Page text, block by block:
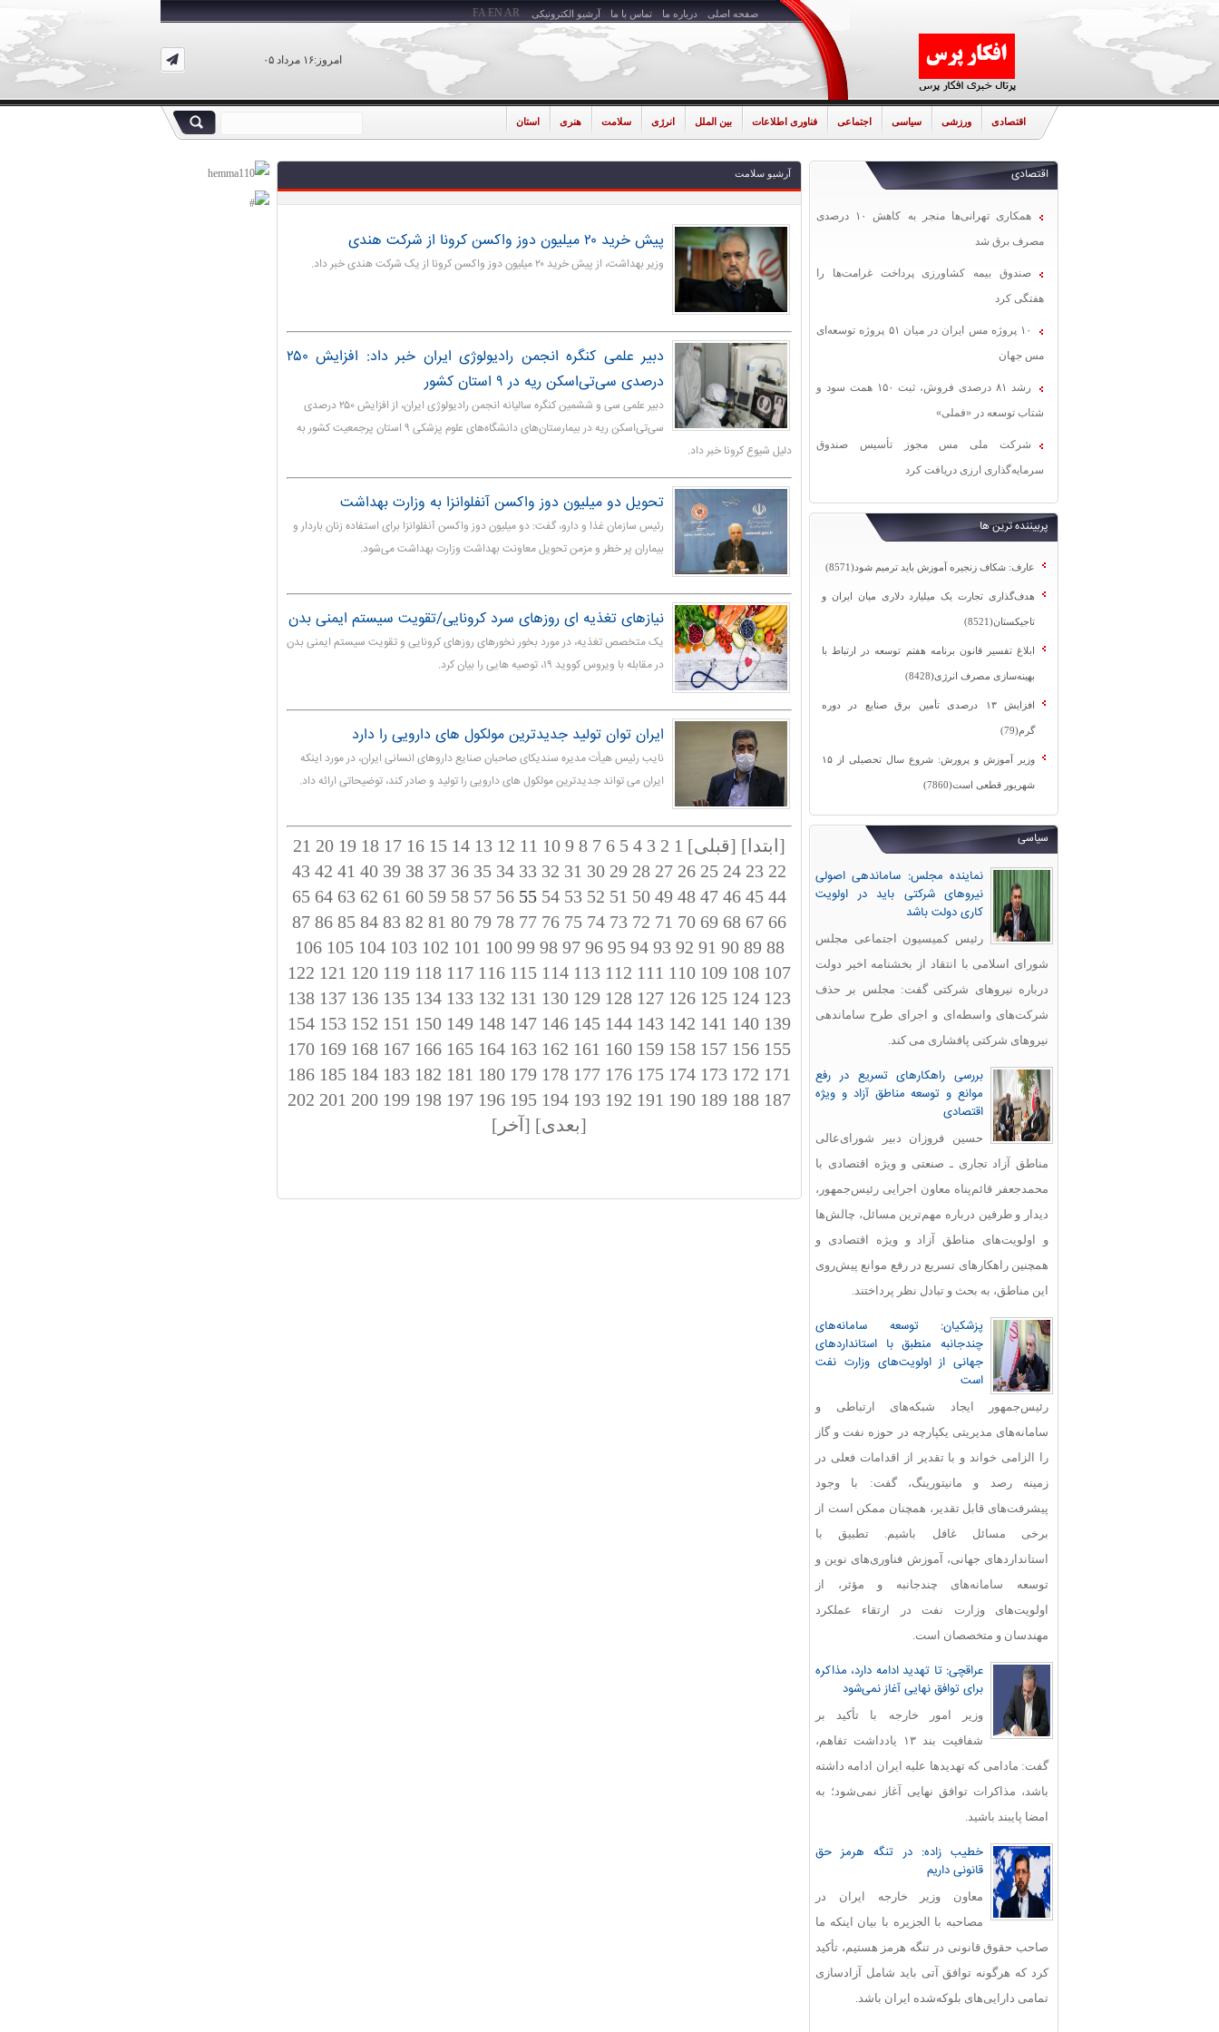
صفحه اصلی درباره ما تماس با ما آرشیو الکترونیکی
امروز:۱۶ مرداد ۰۵
FA EN AR
اقتصادی ورزشی سیاسی اجتماعی فناوری اطلاعات بین الملل انرژی سلامت هنری استان
اقتصادی
همکاری تهرانی‌ها منجر به کاهش ۱۰ درصدی
مصرف برق شد
صندوق بیمه کشاورزی پرداخت غرامت‌ها را
هفتگی کرد
۱۰ پروژه مس ایران در میان ۵۱ پروژه توسعه‌ای
مس جهان
رشد ۸۱ درصدی فروش، ثبت ۱۵۰ همت سود و
شتاب توسعه در «فملی»
شرکت ملی مس مجوز تأسیس صندوق
سرمایه‌گذاری ارزی دریافت کرد
پربیننده ترین ها
عارف: شکاف زنجیره آموزش باید ترمیم شود(8571)
هدف‌گذاری تجارت یک میلیارد دلاری میان ایران و
تاجیکستان(8521)
ابلاغ تفسیر قانون برنامه هفتم توسعه در ارتباط با
بهینه‌سازی مصرف انرژی(8428)
افزایش ۱۳ درصدی تأمین برق صنایع در دوره
گرم(79)
وزیر آموزش و پرورش: شروع سال تحصیلی از ۱۵
شهریور قطعی است(7860)
سیاسی
نماینده مجلس: ساماندهی اصولی
نیروهای شرکتی باید در اولویت
کاری دولت باشد
رئیس کمیسیون اجتماعی مجلس
شورای اسلامی با انتقاد از بخشنامه اخیر دولت
درباره نیروهای شرکتی گفت: مجلس بر حذف
شرکت‌های واسطه‌ای و اجرای طرح ساماندهی
نیروهای شرکتی پافشاری می کند.
بررسی راهکارهای تسریع در رفع
موانع و توسعه مناطق آزاد و ویژه
اقتصادی
حسین فروزان دبیر شورای‌عالی
مناطق آزاد تجاری ـ صنعتی و ویژه اقتصادی با
محمدجعفر قائم‌پناه معاون اجرایی رئیس‌جمهور،
دیدار و طرفین درباره مهم‌ترین مسائل، چالش‌ها
و اولویت‌های مناطق آزاد و ویژه اقتصادی و
همچنین راهکارهای تسریع در رفع موانع پیش‌روی
این مناطق، به بحث و تبادل نظر پرداختند.
پزشکیان: توسعه سامانه‌های
چندجانبه منطبق با استانداردهای
جهانی از اولویت‌های وزارت نفت
است
رئیس‌جمهور ایجاد شبکه‌های ارتباطی و
سامانه‌های مدیریتی یکپارچه در حوزه نفت و گاز
را الزامی خواند و با تقدیر از اقدامات فعلی در
زمینه رصد و مانیتورینگ، گفت: با وجود
پیشرفت‌های قابل‌ تقدیر، همچنان ممکن است از
برخی مسائل غافل باشیم. تطبیق با
استانداردهای جهانی، آموزش فناوری‌های نوین و
توسعه سامانه‌های چندجانبه و مؤثر، از
اولویت‌های وزارت نفت در ارتقاء عملکرد
مهندسان و متخصصان است.
عراقچی: تا تهدید ادامه دارد، مذاکره
برای توافق نهایی آغاز نمی‌شود
وزیر امور خارجه با تأکید بر
شفافیت بند ۱۳ یادداشت تفاهم،
گفت: مادامی که تهدیدها علیه ایران ادامه داشته
باشد، مذاکرات توافق نهایی آغاز نمی‌شود؛ به
امضا پایبند باشید.
خطیب زاده: در تنگه هرمز حق
قانونی داریم
معاون وزیر خارجه ایران در
مصاحبه با الجزیره با بیان اینکه ما
صاحب حقوق قانونی در تنگه هرمز هستیم، تأکید
کرد که هرگونه توافق آتی باید شامل آزادسازی
تمامی دارایی‌های بلوکه‌شده ایران باشد.
آرشیو سلامت
پیش خرید ۲۰ میلیون دوز واکسن کرونا از شرکت هندی
وزیر بهداشت، از پیش خرید ۲۰ میلیون دوز واکسن کرونا از یک شرکت هندی خبر داد.
دبیر علمی کنگره انجمن رادیولوژی ایران خبر داد: افزایش ۲۵۰
درصدی سی‌تی‌اسکن ریه در ۹ استان کشور
دبیر علمی سی و ششمین کنگره سالیانه انجمن رادیولوژی ایران، از افزایش ۲۵۰ درصدی
سی‌تی‌اسکن ریه در بیمارستان‌های دانشگاه‌های علوم پزشکی ۹ استان پرجمعیت کشور به
دلیل شیوع کرونا خبر داد.
تحویل دو میلیون دوز واکسن آنفلوانزا به وزارت بهداشت
رئیس سازمان غذا و دارو، گفت: دو میلیون دوز واکسن آنفلوانزا برای استفاده زنان باردار و
بیماران پر خطر و مزمن تحویل معاونت بهداشت وزارت بهداشت می‌شود.
نیازهای تغذیه ای روزهای سرد کرونایی/تقویت سیستم ایمنی بدن
یک متخصص تغذیه، در مورد بخور نخورهای روزهای کرونایی و تقویت سیستم ایمنی بدن
در مقابله با ویروس کووید ۱۹، توصیه هایی را بیان کرد.
ایران توان تولید جدیدترین مولکول های دارویی را دارد
نایب رئیس هیأت مدیره سندیکای صاحبان صنایع داروهای انسانی ایران، در مورد اینکه
ایران می تواند جدیدترین مولکول های دارویی را تولید و صادر کند، توضیحاتی ارائه داد.
[ابتدا] [قبلی] 1
2
3
4
5
6
7
8
9
10
11
12
13
14
15
16
17
18
19
20
21
22
23
24
25
26
27
28
29
30
31
32
33
34
35
36
37
38
39
40
41
42
43
44
45
46
47
48
49
50
51
52
53
54
56
57
58
59
60
61
62
63
64
65
66
67
68
69
70
71
72
73
74
75
76
77
78
79
80
81
82
83
84
85
86
87
88
89
90
91
92
93
94
95
96
97
98
99
100
101
102
103
104
105
106
107
108
109
110
111
112
113
114
115
116
117
118
119
120
121
122
123
124
125
126
127
128
129
130
131
132
133
134
135
136
137
138
139
140
141
142
143
144
145
146
147
148
149
150
151
152
153
154
155
156
157
158
159
160
161
162
163
164
165
166
167
168
169
170
171
172
173
174
175
176
177
178
179
180
181
182
183
184
185
186
187
188
189
190
191
192
193
194
195
196
197
198
199
200
201
202
[بعدی] [آخر]